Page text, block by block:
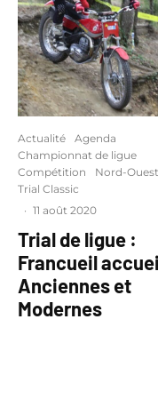
Actualité
Agenda
Championnat de ligue
Compétition
Nord-Ouest
Trial Classic
· 11 août 2020
Trial de ligue :
Francueil
Anciennes et
Modernes